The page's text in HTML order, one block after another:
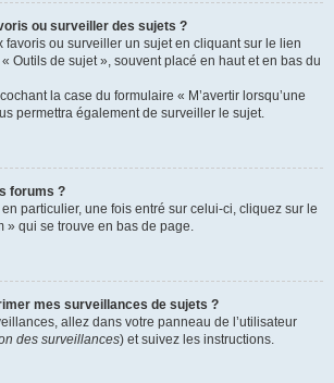
ou surveiller des sujets ?
favoris ou surveiller un sujet en cliquant sur le lien
Outils de sujet », souvent placé en haut et en bas du
la case du formulaire « M’avertir lorsqu’une
permettra également de surveiller le sujet.
forums ?
particulier, une fois entré sur celui-ci, cliquez sur le
» qui se trouve en bas de page.
mes surveillances de sujets ?
allez dans votre panneau de l’utilisateur
des surveillances) et suivez les instructions.